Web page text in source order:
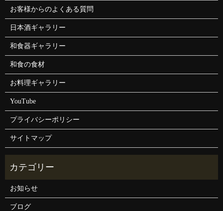
お客様からのよくある質問
日本酒ギャラリー
和食器ギャラリー
和食の食材
お料理ギャラリー
YouTube
プライバシーポリシー
サイトマップ
お知らせ
ブログ